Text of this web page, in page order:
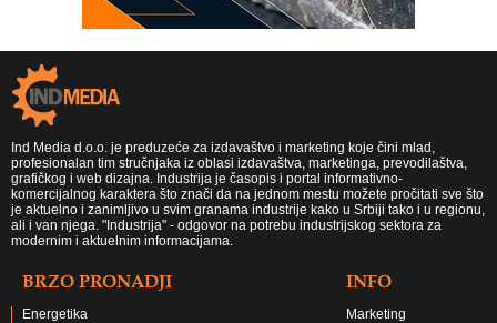
Ind Media d.o.o. je preduzeće za izdavaštvo i marketing koje čini mlad,
profesionalan tim stručnjaka iz oblasi izdavaštva, marketinga, prevodilaštva,
grafičkog i web dizajna. Industrija je časopis i portal informativno-
komercijalnog karaktera što znači da na jednom mestu možete pročitati sve što
je aktuelno i zanimljivo u svim granama industrije kako u Srbiji tako i u regionu,
ali i van njega. "Industrija" - odgovor na potrebu industrijskog sektora za
modernim i aktuelnim informacijama.
BRZO PRONADJI
Energetika
INFO
Marketing